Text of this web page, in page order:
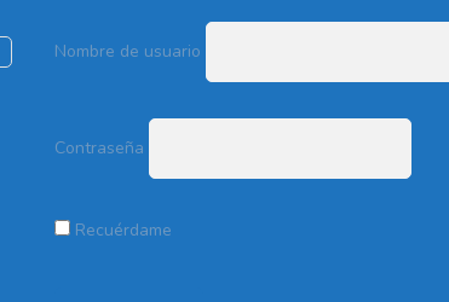
Nombre de usuario
Contraseña
Recuérdame